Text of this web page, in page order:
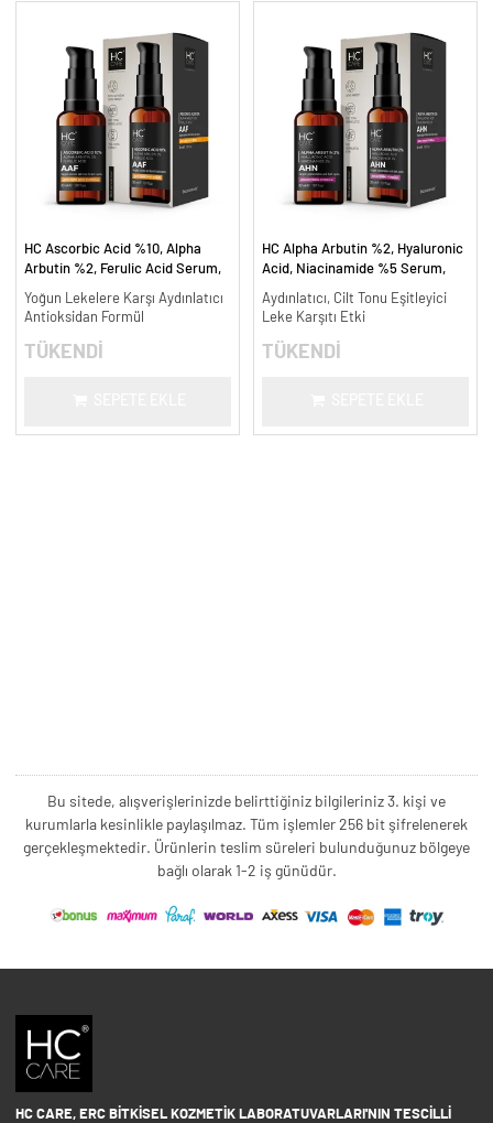
HC Ascorbic Acid %10, Alpha
Arbutin %2, Ferulic Acid Serum,
ml.
Yoğun Lekelere Karşı Aydınlatıcı
Antioksidan Formül
TÜKENDİ
HC Alpha Arbutin %2, Hyaluronic
Acid, Niacinamide %5 Serum,
ml.
Aydınlatıcı, Cilt Tonu Eşitleyici
Leke Karşıtı Etki
TÜKENDİ
Bu sitede, alışverişlerinizde belirttiğiniz bilgileriniz 3. kişi ve
kurumlarla kesinlikle paylaşılmaz. Tüm işlemler 256 bit şifrelenerek
gerçekleşmektedir. Ürünlerin teslim süreleri bulunduğunuz bölgeye
bağlı olarak 1-2 iş günüdür.
HC CARE, ERC BITKISEL KOZMETIK LABORATUVARLARI'NIN TESCILLI